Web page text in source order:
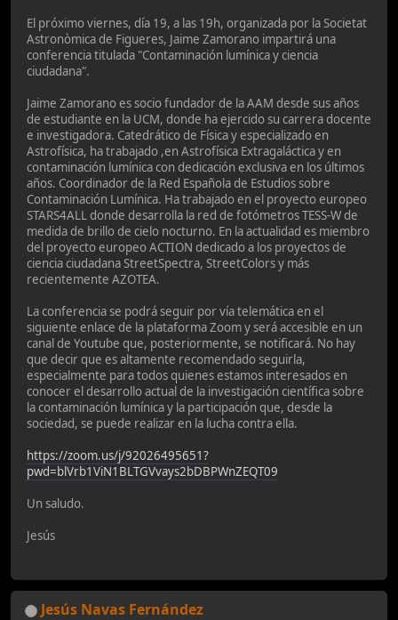
El próximo viernes, día 19, a las 19h, organizada por la Societat
Astronòmica de Figueres, Jaime Zamorano impartirá una
conferencia titulada "Contaminación lumínica y ciencia
ciudadana".
Jaime Zamorano es socio fundador de la AAM desde sus años
de estudiante en la UCM, donde ha ejercido su carrera docente
e investigadora. Catedrático de Física y especializado en
Astrofísica, ha trabajado ,en Astrofísica Extragaláctica y en
contaminación lumínica con dedicación exclusiva en los últimos
años. Coordinador de la Red Española de Estudios sobre
Contaminación Lumínica. Ha trabajado en el proyecto europeo
STARS4ALL donde desarrolla la red de fotómetros TESS-W de
medida de brillo de cielo nocturno. En la actualidad es miembro
del proyecto europeo ACTION dedicado a los proyectos de
ciencia ciudadana StreetSpectra, StreetColors y más
recientemente AZOTEA.
La conferencia se podrá seguir por vía telemática en el
siguiente enlace de la plataforma Zoom y será accesible en un
canal de Youtube que, posteriormente, se notificará. No hay
que decir que es altamente recomendado seguirla,
especialmente para todos quienes estamos interesados en
conocer el desarrollo actual de la investigación científica sobre
la contaminación lumínica y la participación que, desde la
sociedad, se puede realizar en la lucha contra ella.
https://zoom.us/j/92026495651?
pwd=blVrb1ViN1BLTGVvays2bDBPWnZEQT09
Un saludo.
Jesús
Jesús Navas Fernández